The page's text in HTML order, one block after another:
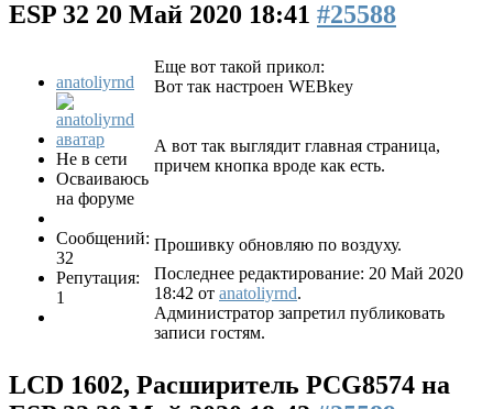
ESP 32 20 Май 2020 18:41 #25588
anatoliyrnd
Не в сети
Осваиваюсь
на форуме
Сообщений:
32
Репутация:
1
Еще вот такой прикол:
Вот так настроен WEBkey
А вот так выглядит главная страница,
причем кнопка вроде как есть.
Прошивку обновляю по воздуху.
Последнее редактирование: 20 Май 2020
18:42 от anatoliyrnd.
Администратор запретил публиковать
записи гостям.
LCD 1602, Расширитель PCG8574 на